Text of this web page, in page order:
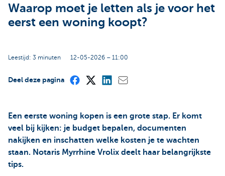
Waarop moet je letten als je voor het
eerst een woning koopt?
Leestijd: 3 minuten 12-05-2026 – 11:00
Deel deze pagina
Een eerste woning kopen is een grote stap. Er komt
veel bij kijken: je budget bepalen, documenten
nakijken en inschatten welke kosten je te wachten
staan. Notaris Myrrhine Vrolix deelt haar belangrijkste
tips.